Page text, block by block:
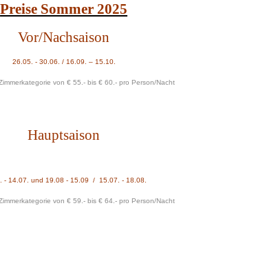
Preise Sommer 2025
Vor/Nachsaison
26.05. - 30.06. / 16 .09. – 15. 10.
von € 55.- bis € 60.- pro Person/Nacht
Hauptsaison
. - 14.07. und 19 .08 - 15.09 / 15.07. - 18 .08
von € 59.- bis € 64.- pro Person/Nacht